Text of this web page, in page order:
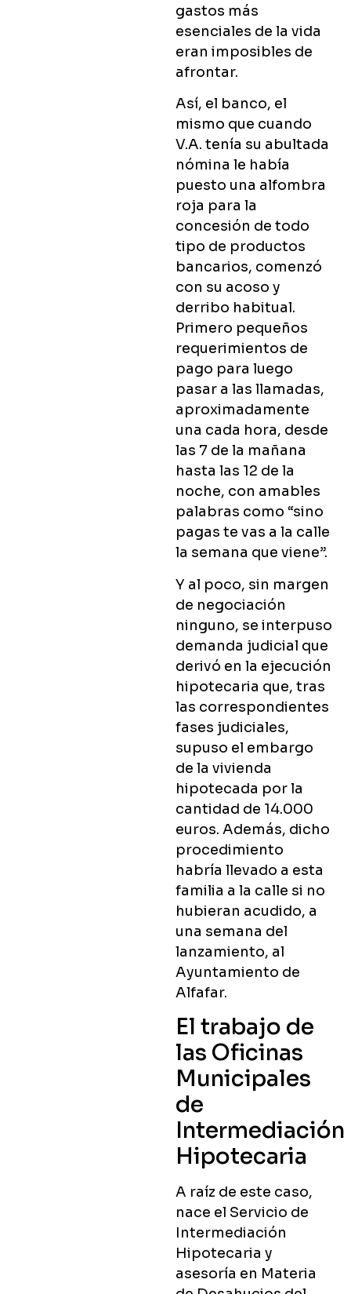
gastos más
esenciales de la vida
eran imposibles de
afrontar.
Así, el banco, el
mismo que cuando
V.A. tenía su abultada
nómina le había
puesto una alfombra
roja para la
concesión de todo
tipo de productos
bancarios, comenzó
con su acoso y
derribo habitual.
Primero pequeños
requerimientos de
pago para luego
pasar a las llamadas,
aproximadamente
una cada hora, desde
las 7 de la mañana
hasta las 12 de la
noche, con amables
palabras como “sino
pagas te vas a la calle
la semana que viene”.
Y al poco, sin margen
de negociación
ninguno, se interpuso
demanda judicial que
derivó en la ejecución
hipotecaria que, tras
las correspondientes
fases judiciales,
supuso el embargo
de la vivienda
hipotecada por la
cantidad de 14.000
euros. Además, dicho
procedimiento
habría llevado a esta
familia a la calle si no
hubieran acudido, a
una semana del
lanzamiento, al
Ayuntamiento de
Alfafar.
El trabajo de
las Oficinas
Municipales
de
Intermediación
Hipotecaria
A raíz de este caso,
nace el Servicio de
Intermediación
Hipotecaria y
asesoría en Materia